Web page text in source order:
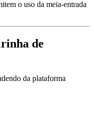
o uso da meia-entrada
de
da plataforma